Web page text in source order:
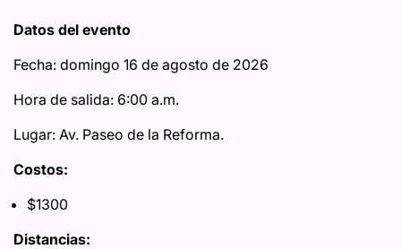
Datos del evento
Fecha: domingo 16 de agosto de 2026
Hora de salida: 6:00 a.m.
Lugar: Av. Paseo de la Reforma.
Costos:
$1300
Distancias: